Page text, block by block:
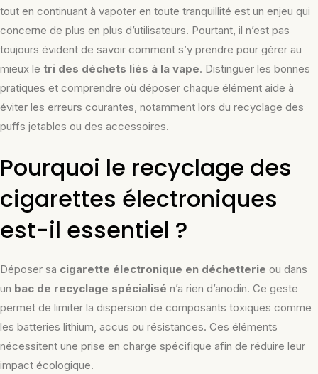
tout en continuant à vapoter en toute tranquillité est un enjeu qui
concerne de plus en plus d’utilisateurs. Pourtant, il n’est pas
toujours évident de savoir comment s’y prendre pour gérer au
mieux le tri des déchets liés à la vape. Distinguer les bonnes
pratiques et comprendre où déposer chaque élément aide à
éviter les erreurs courantes, notamment lors du recyclage des
puffs jetables ou des accessoires.
Pourquoi le recyclage des
cigarettes électroniques
est-il essentiel ?
Déposer sa cigarette électronique en déchetterie ou dans
un bac de recyclage spécialisé n’a rien d’anodin. Ce geste
permet de limiter la dispersion de composants toxiques comme
les batteries lithium, accus ou résistances. Ces éléments
nécessitent une prise en charge spécifique afin de réduire leur
impact écologique.